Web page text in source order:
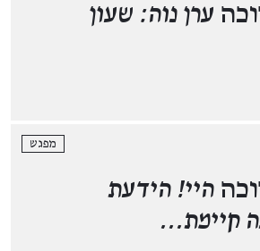
ערן נוה: שעון
מפגש
היי! הידעת
קיימת...